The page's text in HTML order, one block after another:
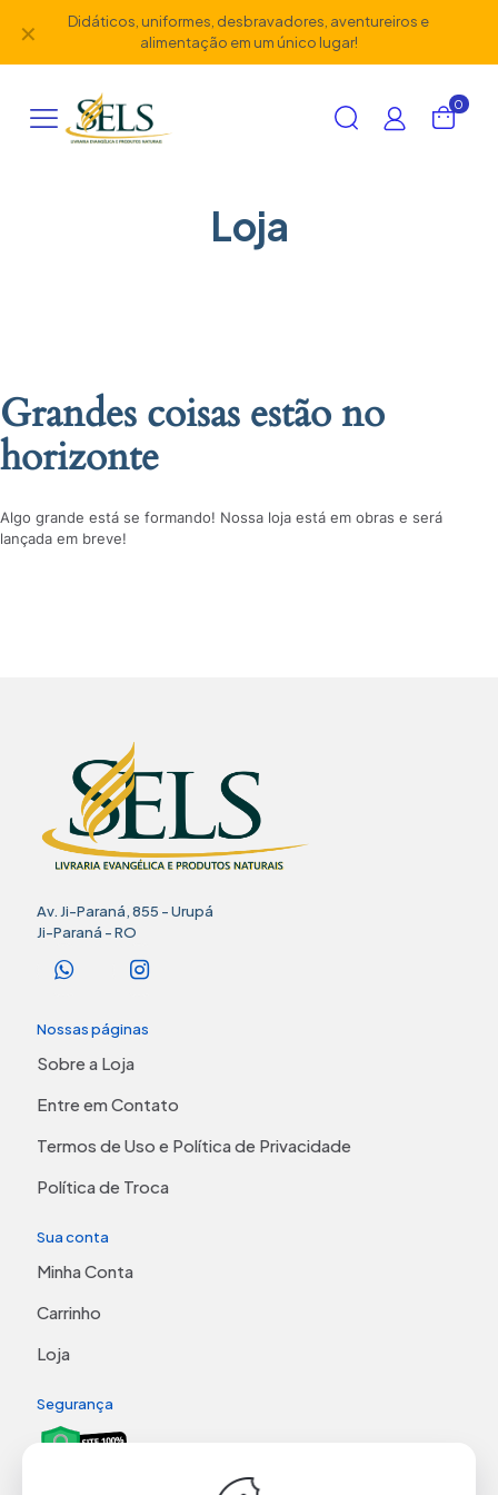
Didáticos, uniformes, desbravadores, aventureiros e
alimentação em um único lugar!
✕
0
Loja
Grandes coisas estão no
horizonte
Algo grande está se formando! Nossa loja está em obras e será
lançada em breve!
Av. Ji-Paraná, 855 - Urupá
Ji-Paraná - RO
Nossas páginas
Sobre a Loja
Entre em Contato
Termos de Uso e Política de Privacidade
Política de Troca
Sua conta
Minha Conta
Carrinho
Loja
Segurança